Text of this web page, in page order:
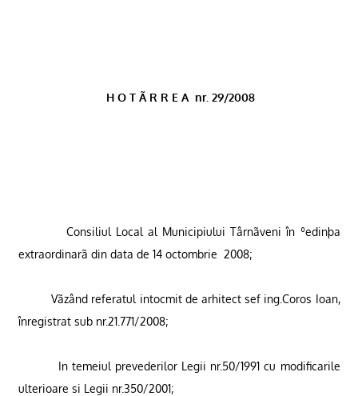
H O T Ã R R E A nr. 29/2008
Consiliul Local al Municipiului Târnãveni în ºedinþa
extraordinarã din data de 14 octombrie 2008;
Vãzând referatul intocmit de arhitect sef ing.Coros Ioan,
înregistrat sub nr.21.771/2008;
In temeiul prevederilor Legii nr.50/1991 cu modificarile
ulterioare si Legii nr.350/2001;